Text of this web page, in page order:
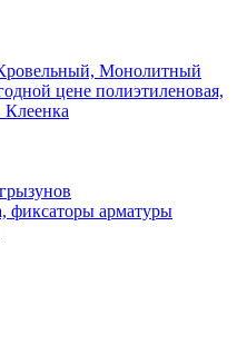
Монолитный
цене полиэтиленовая,
Клеенка
фиксаторы арматуры